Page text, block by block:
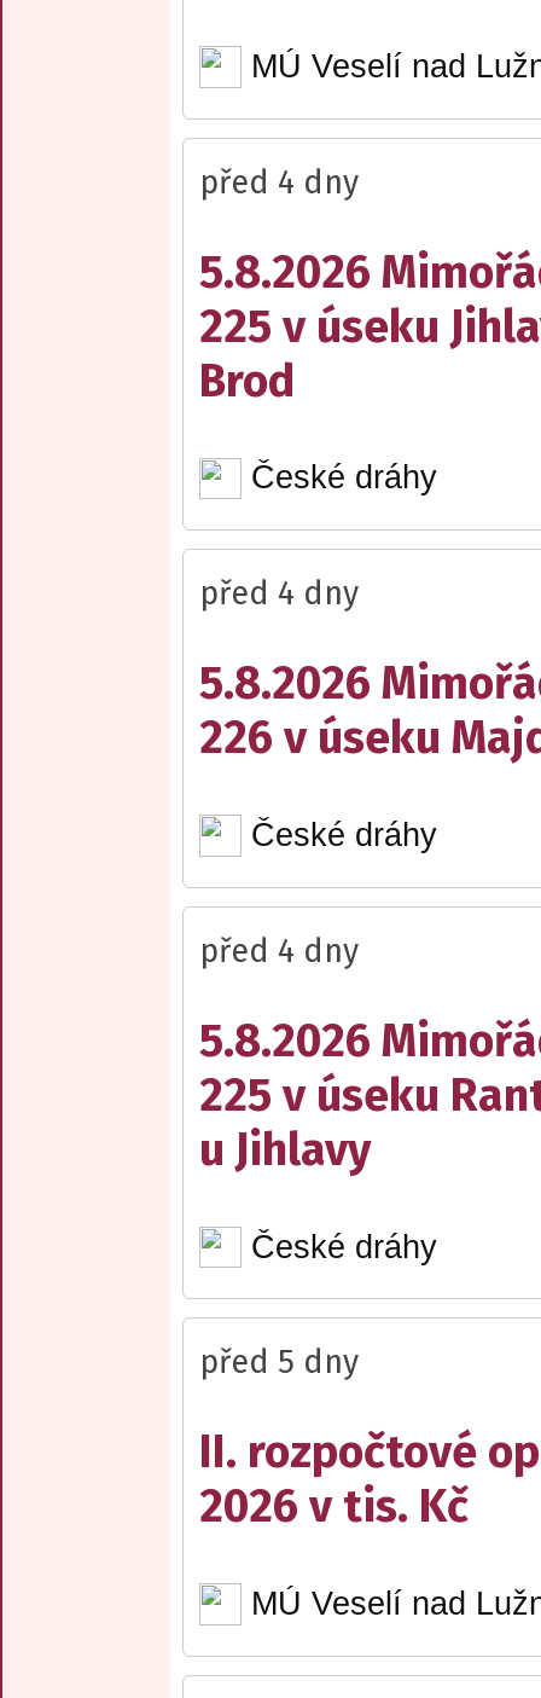
MÚ Veselí nad
před 4 dny
5.8.2026
225 v úseku
Brod
České dráhy
před 4 dny
5.8.2026
226 v úseku
České dráhy
před 4 dny
5.8.2026
225 v úseku
u Jihlavy
České dráhy
před 5 dny
II. rozpočtové
2026 v tis. Kč
MÚ Veselí nad